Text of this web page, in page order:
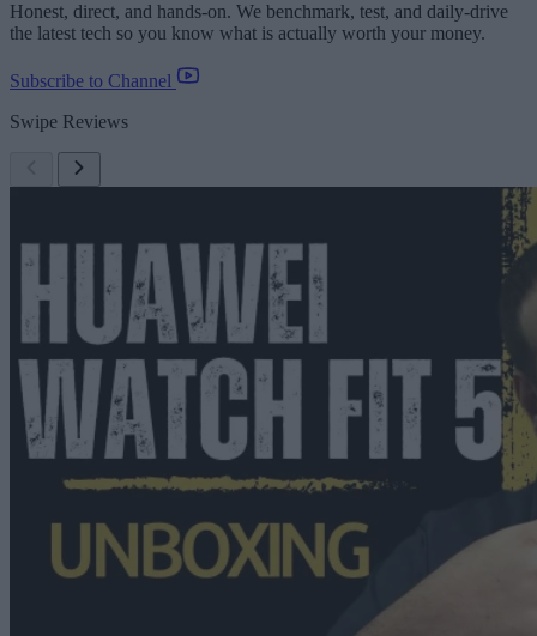
Honest, direct, and hands-on. We benchmark, test, and daily-drive
the latest tech so you know what is actually worth your money.
Subscribe to Channel
Swipe Reviews